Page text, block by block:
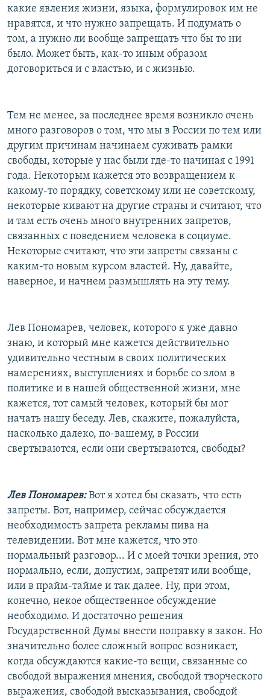
какие явления жизни, языка, формулировок им не
нравятся, и что нужно запрещать. И подумать о
том, а нужно ли вообще запрещать что бы то ни
было. Может быть, как-то иным образом
договориться и с властью, и с жизнью.
Тем не менее, за последнее время возникло очень
много разговоров о том, что мы в России по тем или
другим причинам начинаем суживать рамки
свободы, которые у нас были где-то начиная с 1991
года. Некоторым кажется это возвращением к
какому-то порядку, советскому или не советскому,
некоторые кивают на другие страны и считают, что
и там есть очень много внутренних запретов,
связанных с поведением человека в социуме.
Некоторые считают, что эти запреты связаны с
каким-то новым курсом властей. Ну, давайте,
наверное, и начнем размышлять на эту тему.
Лев Пономарев, человек, которого я уже давно
знаю, и который мне кажется действительно
удивительно честным в своих политических
намерениях, выступлениях и борьбе со злом в
политике и в нашей общественной жизни, мне
кажется, тот самый человек, который бы мог
начать нашу беседу. Лев, скажите, пожалуйста,
насколько далеко, по-вашему, в России
свертываются, если они свертываются, свободы?
Лев Пономарев:Вот я хотел бы сказать, что есть
запреты. Вот, например, сейчас обсуждается
необходимость запрета рекламы пива на
телевидении. Вот мне кажется, что это
нормальный разговор... И с моей точки зрения, это
нормально, если, допустим, запретят или вообще,
или в прайм-тайме и так далее. Ну, при этом,
конечно, некое общественное обсуждение
необходимо. И достаточно решения
Государственной Думы внести поправку в закон. Но
значительно более сложный вопрос возникает,
когда обсуждаются какие-то вещи, связанные со
свободой выражения мнения, свободой творческого
выражения, свободой высказывания, свободой